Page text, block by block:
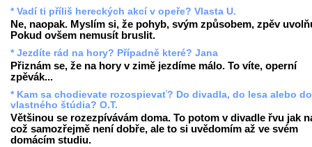
* Vadí ti příliš hereckých akcí v opeře? Vlasta U.
Ne, naopak. Myslím si, že pohyb, svým způsobem, zpěv
Pokud ovšem nemusít bruslit.
* Jezdíte rád na hory? Případně které? Jana
Přiznám se, že na hory v zimě jezdíme málo. To víte, operní
zpěvák...
* Kam sa chodievate rozospievať? Do divadla, do lesa alebo do
vlastného štúdia? O.T.
Většinou se rozezpívávám doma. To potom v divadle řvu jak
což samozřejmě není dobře, ale to si uvědomím až ve svém
domácím studiu.